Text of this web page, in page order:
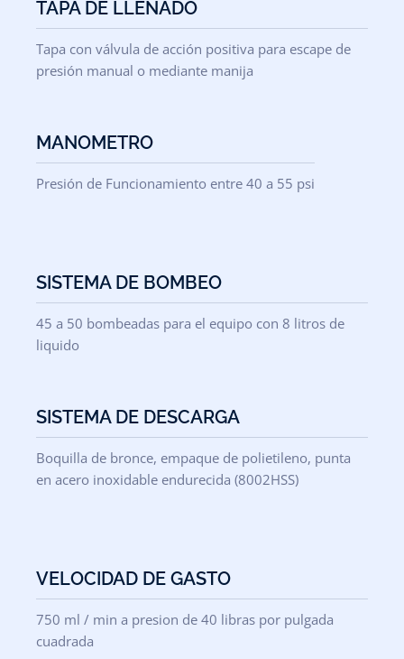
TAPA DE LLENADO
Tapa con válvula de acción positiva para escape de
presión manual o mediante manija
MANOMETRO
Presión de Funcionamiento entre 40 a 55 psi
SISTEMA DE BOMBEO
45 a 50 bombeadas para el equipo con 8 litros de
liquido
SISTEMA DE DESCARGA
Boquilla de bronce, empaque de polietileno, punta
en acero inoxidable endurecida (8002HSS)
VELOCIDAD DE GASTO
750 ml / min a presion de 40 libras por pulgada
cuadrada